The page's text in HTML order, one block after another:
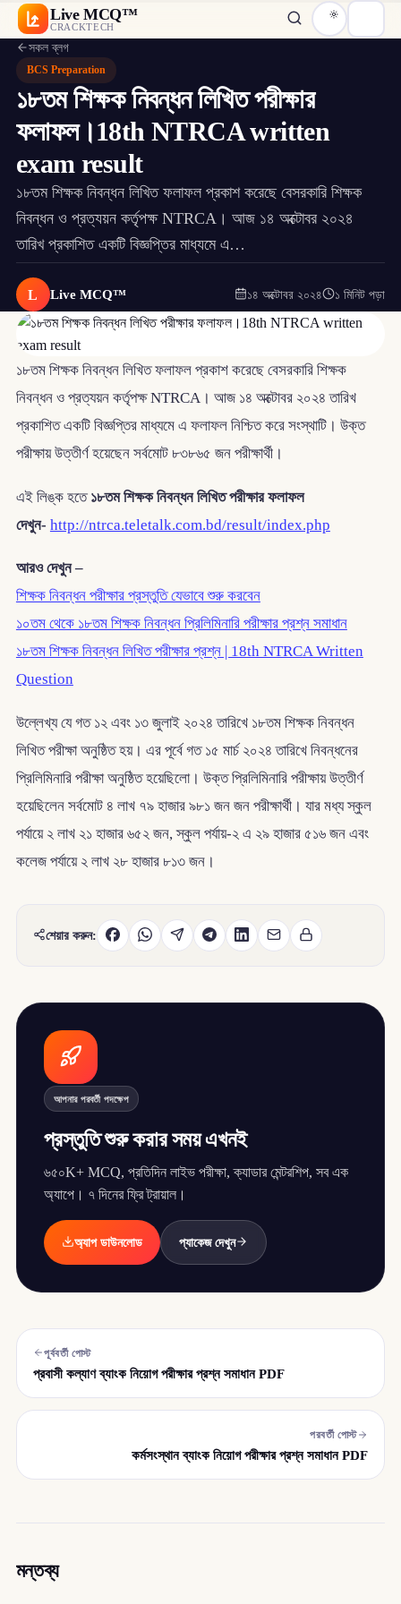
Live MCQ™
CRACKTECH
সকল ব্লগ
BCS Preparation
১৮তম শিক্ষক নিবন্ধন লিখিত পরীক্ষার
ফলাফল।18th NTRCA written
exam result
১৮তম শিক্ষক নিবন্ধন লিখিত ফলাফল প্রকাশ করেছে বেসরকারি শিক্ষক
নিবন্ধন ও প্রত্যয়ন কর্তৃপক্ষ NTRCA। আজ ১৪ অক্টোবর ২০২৪
তারিখ প্রকাশিত একটি বিজ্ঞপ্তির মাধ্যমে এ…
L Live MCQ™ ১৪ অক্টোবর ২০২৪ ১ মিনিট পড়া
১৮তম শিক্ষক নিবন্ধন লিখিত ফলাফল প্রকাশ করেছে বেসরকারি শিক্ষক
নিবন্ধন ও প্রত্যয়ন কর্তৃপক্ষ NTRCA। আজ ১৪ অক্টোবর ২০২৪ তারিখ
প্রকাশিত একটি বিজ্ঞপ্তির মাধ্যমে এ ফলাফল নিশ্চিত করে সংস্থাটি। উক্ত
পরীক্ষায় উত্তীর্ণ হয়েছেন সর্বমোট ৮৩৮৬৫ জন পরীক্ষার্থী।
এই লিঙ্ক হতে ১৮তম শিক্ষক নিবন্ধন লিখিত পরীক্ষার ফলাফল
দেখুন- http://ntrca.teletalk.com.bd/result/index.php
আরও দেখুন –
শিক্ষক নিবন্ধন পরীক্ষার প্রস্তুতি যেভাবে শুরু করবেন
১০তম থেকে ১৮তম শিক্ষক নিবন্ধন প্রিলিমিনারি পরীক্ষার প্রশ্ন সমাধান
১৮তম শিক্ষক নিবন্ধন লিখিত পরীক্ষার প্রশ্ন | 18th NTRCA Written
Question
উল্লেখ্য যে গত ১২ এবং ১৩ জুলাই ২০২৪ তারিখে ১৮তম শিক্ষক নিবন্ধন
লিখিত পরীক্ষা অনুষ্ঠিত হয়। এর পূর্বে গত ১৫ মার্চ ২০২৪ তারিখে নিবন্ধনের
প্রিলিমিনারি পরীক্ষা অনুষ্ঠিত হয়েছিলো। উক্ত প্রিলিমিনারি পরীক্ষায় উত্তীর্ণ
হয়েছিলেন সর্বমোট ৪ লাখ ৭৯ হাজার ৯৮১ জন জন পরীক্ষার্থী। যার মধ্য স্কুল
পর্যায়ে ২ লাখ ২১ হাজার ৬৫২ জন, স্কুল পর্যায়-২ এ ২৯ হাজার ৫১৬ জন এবং
কলেজ পর্যায়ে ২ লাখ ২৮ হাজার ৮১৩ জন।
শেয়ার করুন:
আপনার পরবর্তী পদক্ষেপ
প্রস্তুতি শুরু করার সময় এখনই
৬৫০K+ MCQ, প্রতিদিন লাইভ পরীক্ষা, ক্যাডার মেন্টরশিপ, সব এক
অ্যাপে। ৭ দিনের ফ্রি ট্রায়াল।
অ্যাপ ডাউনলোড প্যাকেজ দেখুন
পূর্ববর্তী পোস্ট
প্রবাসী কল্যাণ ব্যাংক নিয়োগ পরীক্ষার প্রশ্ন সমাধান PDF
পরবর্তী পোস্ট
কর্মসংস্থান ব্যাংক নিয়োগ পরীক্ষার প্রশ্ন সমাধান PDF
মন্তব্য